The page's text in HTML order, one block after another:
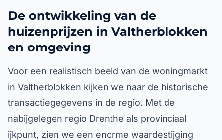
De ontwikkeling van de
huizenprijzen in Valtherblokken
en omgeving
Voor een realistisch beeld van de woningmarkt
in Valtherblokken kijken we naar de historische
transactiegegevens in de regio. Met de
nabijgelegen regio Drenthe als provinciaal
ijkpunt, zien we een enorme waardestijging